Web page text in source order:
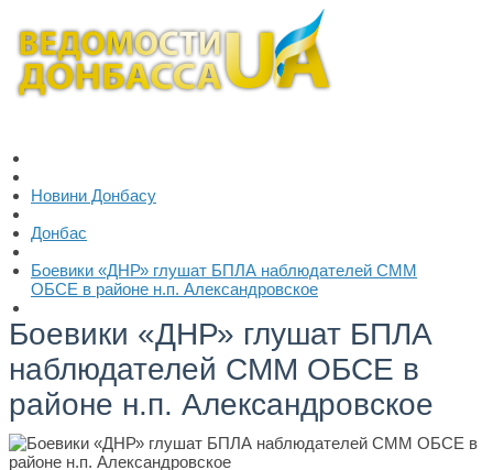
Новини Донбасу
Донбас
Боевики «ДНР» глушат БПЛА наблюдателей СММ
ОБСЕ в районе н.п. Александровское
Боевики «ДНР» глушат БПЛА
наблюдателей СММ ОБСЕ в
районе н.п. Александровское